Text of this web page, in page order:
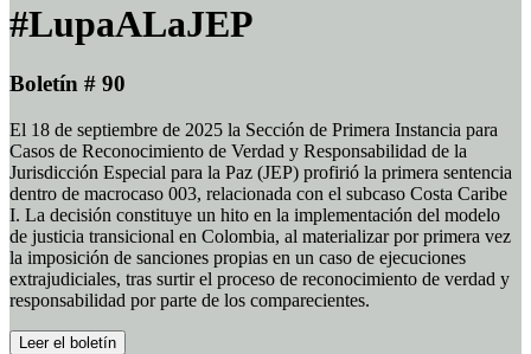
#LupaALaJEP
Boletín # 90
El 18 de septiembre de 2025 la Sección de Primera Instancia para
Casos de Reconocimiento de Verdad y Responsabilidad de la
Jurisdicción Especial para la Paz (JEP) profirió la primera sentencia
dentro de macrocaso 003, relacionada con el subcaso Costa Caribe
I. La decisión constituye un hito en la implementación del modelo
de justicia transicional en Colombia, al materializar por primera vez
la imposición de sanciones propias en un caso de ejecuciones
extrajudiciales, tras surtir el proceso de reconocimiento de verdad y
responsabilidad por parte de los comparecientes.
Leer el boletín